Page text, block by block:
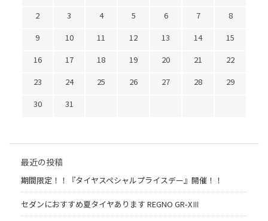
2
3 4 5 6 7
8
9
10 11 12 13 14
15
16
17 18 19 20 21
22
23
24 25 26 27 28
29
30
31
最近の投稿
期間限定！！『タイヤスペシャルプライスデー』開催！！
セダンにおすすめ夏タイヤあります REGNO GR-XⅢ